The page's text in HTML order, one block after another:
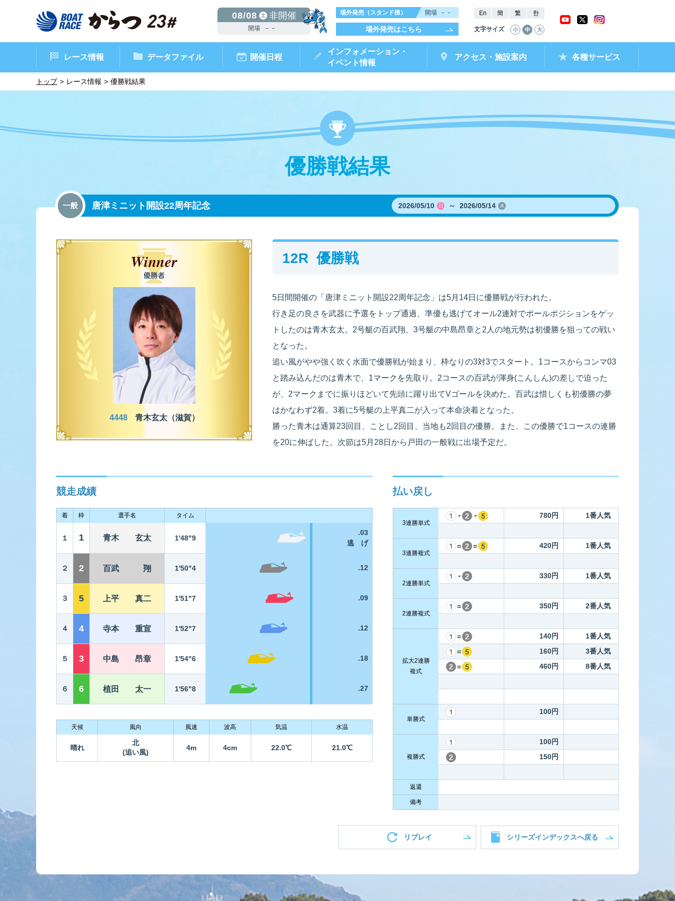
08/08 土 非開催
開場 －－
場外発売（スタンド棟） 開場 －－
場外発売はこちら
En 簡 繁 한
文字サイズ 小 中 大
レース情報
出走表・前日予想PDF
進入コース別選手成績 得点率ランキング
今節出場選手のマル得情報
データファイル
出目データ
佐賀支部選手一覧
開催日程
インフォメーション・
イベント情報
アクセス・施設案内
ボートレースチケットショップ
唐津ミニット
各種サービス
電話情報
トップ レース情報 優勝戦結果
優勝戦結果
一般 唐津ミニット開設22周年記念 2026/05/10 日 ～ 2026/05/14 木
4448 青木玄太（滋賀）
12R 優勝戦
5日間開催の「唐津ミニット開設22周年記念」は5月14日に優勝戦が行われた。
行き足の良さを武器に予選をトップ通過、準優も逃げてオール2連対でポールポジションをゲッ
トしたのは青木玄太。2号艇の百武翔、3号艇の中島昂章と2人の地元勢は初優勝を狙っての戦い
となった。
追い風がやや強く吹く水面で優勝戦が始まり、枠なりの3対3でスタート。1コースからコンマ03
と踏み込んだのは青木で、1マークを先取り。2コースの百武が渾身(こんしん)の差しで迫った
が、2マークまでに振りほどいて先頭に躍り出てVゴールを決めた。百武は惜しくも初優勝の夢
はかなわず2着。3着に5号艇の上平真二が入って本命決着となった。
勝った青木は通算23回目、ことし2回目、当地も2回目の優勝。また、この優勝で1コースの連勝
を20に伸ばした。次節は5月28日から戸田の一般戦に出場予定だ。
競走成績
着 枠 選手名 タイム
１ 1 青木 玄太 1'48"9
.03
逃 げ
２ 2 百武 翔 1'50"4 .12
３ 5 上平 真二 1'51"7 .09
４ 4 寺本 重宣 1'52"7 .12
５ 3 中島 昂章 1'54"6 .18
６ 6 植田 太一 1'56"8 .27
天候 風向 風速 波高 気温 水温
晴れ
北
(追い風)
4m 4cm 22.0℃ 21.0℃
払い戻し
3連勝単式
- - 780円 1番人気
3連勝複式
= = 420円 1番人気
2連勝単式
- 330円 1番人気
2連勝複式
= 350円 2番人気
拡大2連勝
複式
= 140円
1番人気
=
160円
3番人気
=
460円 8番人気
単勝式
100円
複勝式
100円
150円
返還
備考
リプレイ シリーズインデックスへ戻る